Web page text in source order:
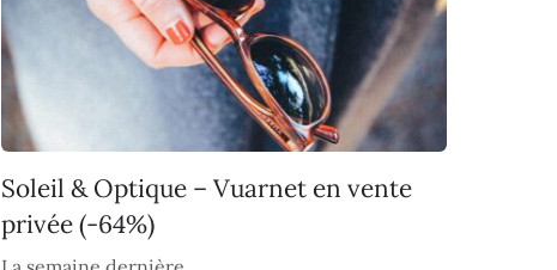
Soleil & Optique – Vuarnet en vente
privée (-64%)